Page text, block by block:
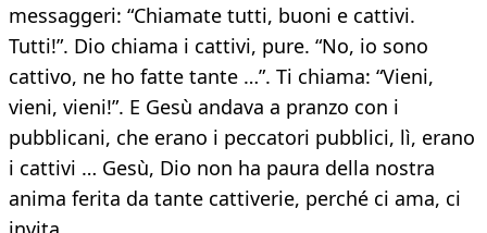
messaggeri: “Chiamate tutti, buoni e cattivi.
Tutti!”. Dio chiama i cattivi, pure. “No, io sono
cattivo, ne ho fatte tante …”. Ti chiama: “Vieni,
vieni, vieni!”. E Gesù andava a pranzo con i
pubblicani, che erano i peccatori pubblici, lì, erano
i cattivi … Gesù, Dio non ha paura della nostra
anima ferita da tante cattiverie, perché ci ama, ci